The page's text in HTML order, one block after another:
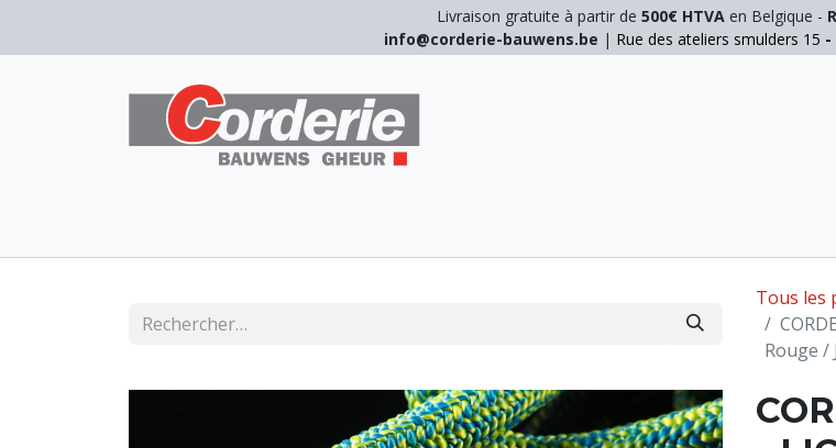
Livraison gratuite à partir de 500€ HTVAen Belgique -
info@corderie-bauwens.be | Rue des ateliers smulders 15 -
Tous les
Rouge /